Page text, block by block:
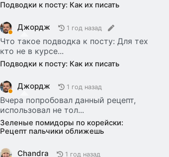
Подводки к посту: Как их писать
Джордж 1 год назад
Что такое подводка к посту: Для тех
кто не в курсе...
Подводки к посту: Как их писать
Джордж 1 год назад
Вчера попробовал данный рецепт,
использовал не тол...
Зеленые помидоры по корейски:
Рецепт пальчики оближешь
Chandra 1 год назад